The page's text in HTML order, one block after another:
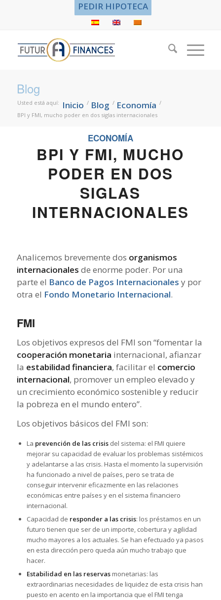
PEDIR HIPOTECA
Blog
Usted está aquí: Inicio / Blog / Economía /
BPI y FMI, mucho poder en dos siglas internacionales
ECONOMÍA
BPI Y FMI, MUCHO
PODER EN DOS
SIGLAS
INTERNACIONALES
Analicemos brevemente dos organismos
internacionales de enorme poder. Por una
parte el Banco de Pagos Internacionales y por
otra el Fondo Monetario Internacional.
FMI
Los objetivos expresos del FMI son “fomentar la
cooperación monetaria internacional, afianzar
la estabilidad financiera, facilitar el comercio
internacional, promover un empleo elevado y
un crecimiento económico sostenible y reducir
la pobreza en el mundo entero”.
Los objetivos básicos del FMI son:
La prevención de las crisisdel sistema: el FMI quiere
mejorar su capacidad de evaluar los problemas sistémicos
y adelantarse a las crisis. Hasta el momento la supervisión
ha funcionado a nivel de países, pero se trata de
conseguir intervenir eficazmente en las relaciones
económicas entre países y en el sistema financiero
internacional.
Capacidad de responder a las crisis: los préstamos en un
futuro tienen que ser de un importe, cobertura y agilidad
mucho mayores a los actuales. Se han efectuado ya pasos
en esta dirección pero queda aún mucho trabajo que
hacer.
Estabilidad en las reservasmonetarias: las
extraordinarias necesidades de liquidez de esta crisis han
puesto en acento en la importancia que el FMI tenga